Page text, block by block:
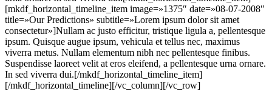
[mkdf_horizontal_timeline_item image=»1375″ date=»08-07-2008″
title=»Our Predictions» subtitle=»Lorem ipsum dolor sit amet
consectetur»]Nullam ac justo efficitur, tristique ligula a, pellentesque
ipsum. Quisque augue ipsum, vehicula et tellus nec, maximus
viverra metus. Nullam elementum nibh nec pellentesque finibus.
Suspendisse laoreet velit at eros eleifend, a pellentesque urna ornare.
In sed viverra dui.[/mkdf_horizontal_timeline_item]
[/mkdf_horizontal_timeline][/vc_column][/vc_row]